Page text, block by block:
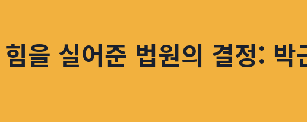
을 실어준 법원의 결정: 박